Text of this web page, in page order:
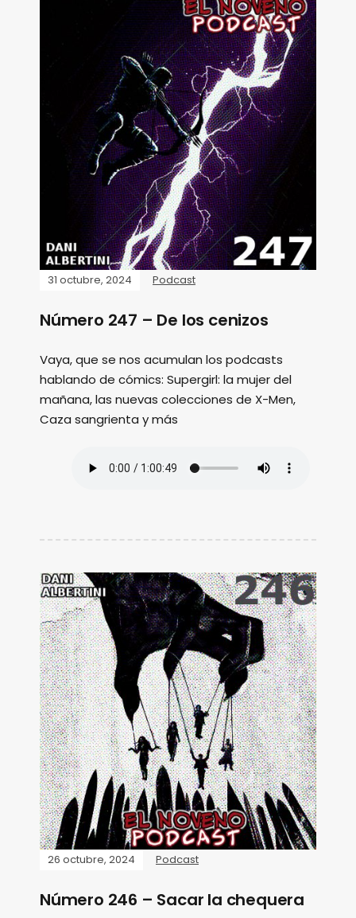
31 octubre, 2024 Podcast
Número 247 – De los cenizos
Vaya, que se nos acumulan los podcasts
hablando de cómics: Supergirl: la mujer del
mañana, las nuevas colecciones de X-Men,
Caza sangrienta y más
26 octubre, 2024 Podcast
Número 246 – Sacar la chequera